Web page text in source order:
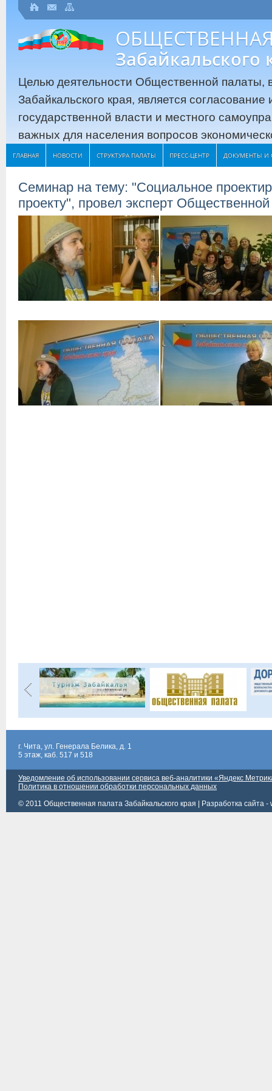
Забайкальского
Целью деятельности Общественной палаты,
Забайкальского края, является
государственной власти и местного
важных для населения вопросов
ГЛАВНАЯ НОВОСТИ СТРУКТУРА ПАЛАТЫ ПРЕСС-ЦЕНТР ДОКУМЕНТЫ И
Семинар на тему: "Социальное
проекту", провел эксперт
г. Чита, ул. Генерала Белика, д. 1
5 этаж, каб. 517 и 518
Уведомление об использовании сервиса веб-аналитики «Яндекс
Политика в отношении обработки персональных данных
© 2011 Общественная палата Забайкальского края |
Разработка сайта -